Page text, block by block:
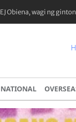
EJ Obiena, wagi ng
NATIONAL